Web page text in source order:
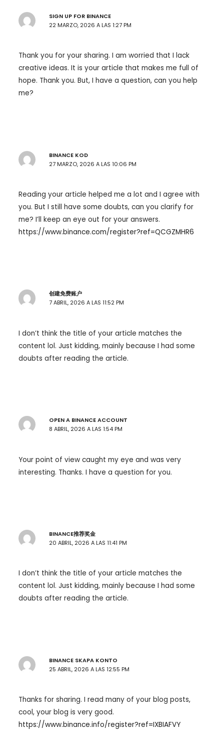
SIGN UP FOR BINANCE
22 MARZO, 2026 A LAS 1:27 PM
Thank you for your sharing. I am worried that I lack
creative ideas. It is your article that makes me full of
hope. Thank you. But, I have a question, can you help
me?
BINANCE KOD
27 MARZO, 2026 A LAS 10:06 PM
Reading your article helped me a lot and I agree with
you. But I still have some doubts, can you clarify for
me? I’ll keep an eye out for your answers.
https://www.binance.com/register?ref=QCGZMHR6
创建免费账户
7 ABRIL, 2026 A LAS 11:52 PM
I don’t think the title of your article matches the
content lol. Just kidding, mainly because I had some
doubts after reading the article.
OPEN A BINANCE ACCOUNT
8 ABRIL, 2026 A LAS 1:54 PM
Your point of view caught my eye and was very
interesting. Thanks. I have a question for you.
BINANCE推荐奖金
20 ABRIL, 2026 A LAS 11:41 PM
I don’t think the title of your article matches the
content lol. Just kidding, mainly because I had some
doubts after reading the article.
BINANCE SKAPA KONTO
25 ABRIL, 2026 A LAS 12:55 PM
Thanks for sharing. I read many of your blog posts,
cool, your blog is very good.
https://www.binance.info/register?ref=IXBIAFVY